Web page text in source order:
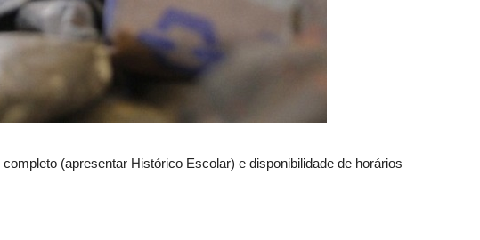
(apresentar Histórico Escolar) e disponibilidade de horários